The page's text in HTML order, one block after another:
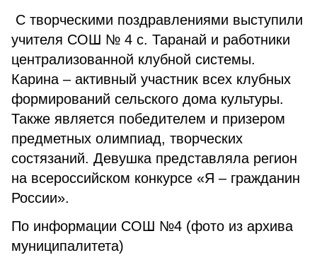
С творческими поздравлениями выступили
учителя СОШ № 4 с. Таранай и работники
централизованной клубной системы.
Карина – активный участник всех клубных
формирований сельского дома культуры.
Также является победителем и призером
предметных олимпиад, творческих
состязаний. Девушка представляла регион
на всероссийском конкурсе «Я – гражданин
России».
По информации СОШ №4 (фото из архива
муниципалитета)